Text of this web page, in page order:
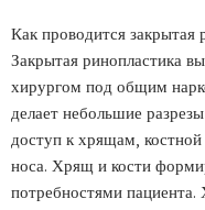
Как проводится закрытая
Закрытая ринопластика
хирургом под общим
делает небольшие
доступ к хрящам,
носа. Хрящ и кости
потребностями